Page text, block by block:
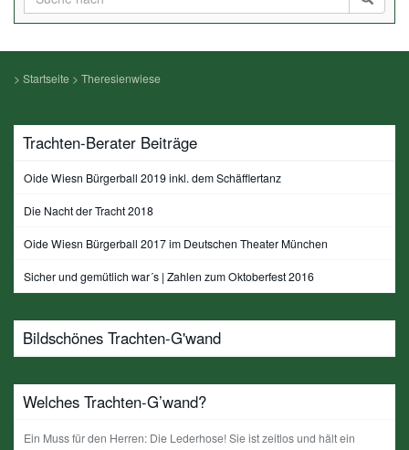
> Startseite > Theresienwiese
Trachten-Berater Beiträge
Oide Wiesn Bürgerball 2019 inkl. dem Schäfflertanz
Die Nacht der Tracht 2018
Oide Wiesn Bürgerball 2017 im Deutschen Theater München
Sicher und gemütlich war´s | Zahlen zum Oktoberfest 2016
Bildschönes Trachten-G'wand
Welches Trachten-G’wand?
Ein Muss für den Herren: Die Lederhose! Sie ist zeitlos und hält ein